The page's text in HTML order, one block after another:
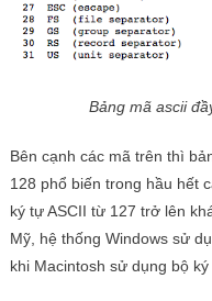
Bảng mã ascii
Bên cạnh các mã trên thì
128 phổ biến trong hầu hết
ký tự ASCII từ 127 trở lên
Mỹ, hệ thống Windows sử
khi Macintosh sử dụng bộ ký